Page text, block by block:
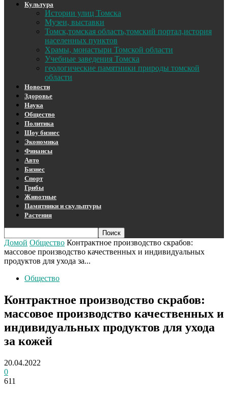
Культура
Истории улиц Томска
Музеи, выставки
Томск,томская область,томский портал,история
населенных пунктов
Храмы, монастыри Томской области
Учебные заведения Томска
геологические памятники природы томской
области
Новости
Здоровье
Наука
Общество
Политика
Шоу бизнес
Экономика
Финансы
Авто
Бизнес
Спорт
Грибы
Животные
Памятники и скульптуры
Растения
Домой Общество Контрактное производство скрабов:
массовое производство качественных и индивидуальных
продуктов для ухода за...
Общество
Контрактное производство скрабов:
массовое производство качественных и
индивидуальных продуктов для ухода
за кожей
20.04.2022
0
611